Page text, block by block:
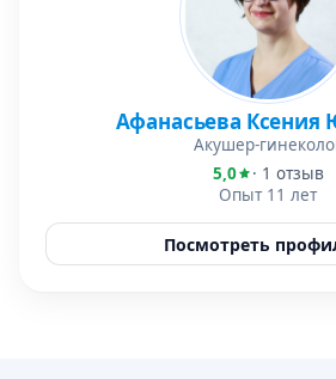
Афанасьева Ксения
Акушер-
5,0
· 1 отзыв
Опыт 11 лет
Посмотреть